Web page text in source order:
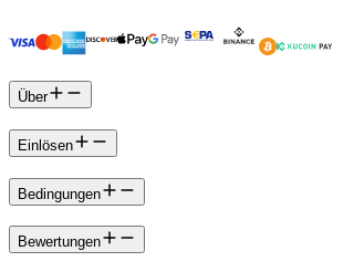
Über
Einlösen
Bedingungen
Bewertungen